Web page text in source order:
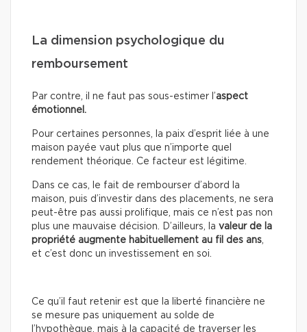
La dimension psychologique du
remboursement
Par contre, il ne faut pas sous-estimer l’aspect
émotionnel.
Pour certaines personnes, la paix d’esprit liée à une
maison payée vaut plus que n’importe quel
rendement théorique. Ce facteur est légitime.
Dans ce cas, le fait de rembourser d’abord la
maison, puis d’investir dans des placements, ne sera
peut-être pas aussi prolifique, mais ce n’est pas non
plus une mauvaise décision. D’ailleurs, la valeur de la
propriété augmente habituellement au fil des ans
et c’est donc un investissement en soi.
Ce qu’il faut retenir est que la liberté financière ne
se mesure pas uniquement au solde de
l’hypothèque, mais à la capacité de traverser les